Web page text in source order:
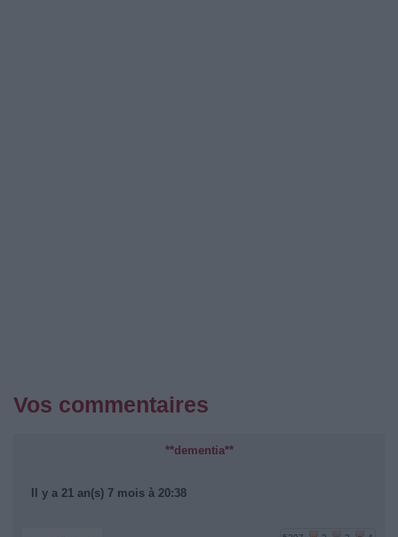
Vos commentaires
**dementia**
Il y a 21 an(s) 7 mois à 20:38